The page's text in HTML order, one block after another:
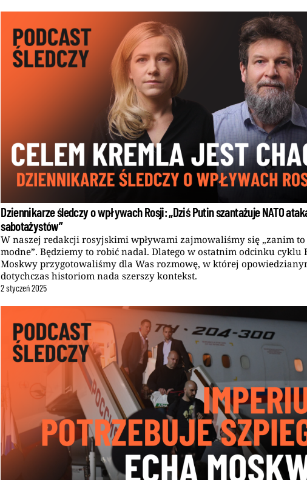
Dziennikarze śledczy o wpływach Rosji: „Dziś Putin szantażuje NATO
sabotażystów”
W naszej redakcji rosyjskimi wpływami zajmowaliśmy się „zanim to
modne”. Będziemy to robić nadal. Dlatego w ostatnim odcinku cyklu
Moskwy przygotowaliśmy dla Was rozmowę, w której
dotychczas historiom nada szerszy kontekst.
2styczeń2025